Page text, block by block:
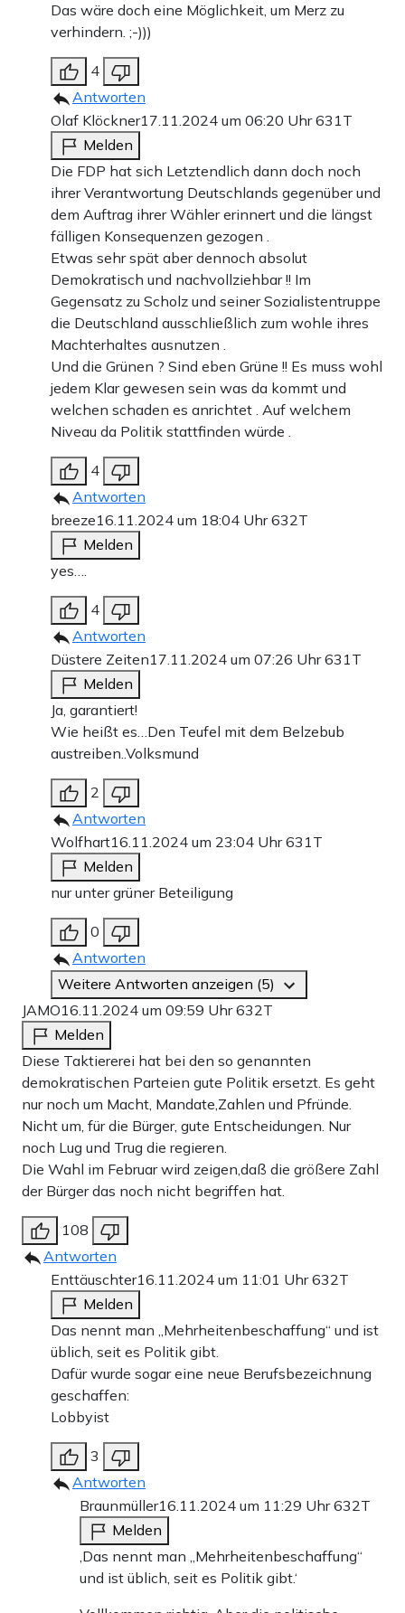
Das wäre doch eine Möglichkeit, um Merz zu
verhindern. ;-)))
4
Antworten
Olaf Klöckner17.11.2024 um 06:20 Uhr631T
Melden
Die FDP hat sich Letztendlich dann doch noch
ihrer Verantwortung Deutschlands gegenüber und
dem Auftrag ihrer Wähler erinnert und die längst
fälligen Konsequenzen gezogen .
Etwas sehr spät aber dennoch absolut
Demokratisch und nachvollziehbar !! Im
Gegensatz zu Scholz und seiner Sozialistentruppe
die Deutschland ausschließlich zum wohle ihres
Machterhaltes ausnutzen .
Und die Grünen ? Sind eben Grüne !! Es muss wohl
jedem Klar gewesen sein was da kommt und
welchen schaden es anrichtet . Auf welchem
Niveau da Politik stattfinden würde .
4
Antworten
breeze16.11.2024 um 18:04 Uhr632T
Melden
yes….
4
Antworten
Düstere Zeiten17.11.2024 um 07:26 Uhr631T
Melden
Ja, garantiert!
Wie heißt es…Den Teufel mit dem Belzebub
austreiben..Volksmund
2
Antworten
Wolfhart16.11.2024 um 23:04 Uhr631T
Melden
nur unter grüner Beteiligung
0
Antworten
Weitere Antworten anzeigen (5)
JAMO16.11.2024 um 09:59 Uhr632T
Melden
Diese Taktiererei hat bei den so genannten
demokratischen Parteien gute Politik ersetzt. Es geht
nur noch um Macht, Mandate,Zahlen und Pfründe.
Nicht um, für die Bürger, gute Entscheidungen. Nur
noch Lug und Trug die regieren.
Die Wahl im Februar wird zeigen,daß die größere Zahl
der Bürger das noch nicht begriffen hat.
108
Antworten
Enttäuschter16.11.2024 um 11:01 Uhr632T
Melden
Das nennt man „Mehrheitenbeschaffung“ und ist
üblich, seit es Politik gibt.
Dafür wurde sogar eine neue Berufsbezeichnung
geschaffen:
Lobbyist
3
Antworten
Braunmüller16.11.2024 um 11:29 Uhr632T
Melden
‚Das nennt man „Mehrheitenbeschaffung“
und ist üblich, seit es Politik gibt.‘